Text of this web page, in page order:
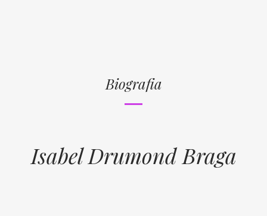
Biografia
Isabel Drumond Braga